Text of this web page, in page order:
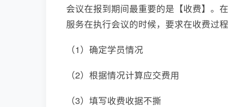
会议在报到期间最重要的是【收费】。
服务在执行会议的时候，要求在收费过
（1）确定学员情况
（2）根据情况计算应交费用
（3）填写收费收据不撕